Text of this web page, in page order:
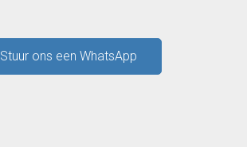
Stuur ons een WhatsApp